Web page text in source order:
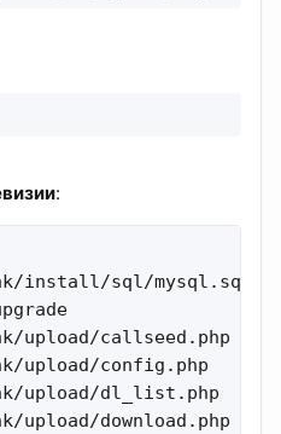
:
install/sql/mysql.sql
upload/callseed.php
upload/config.php
upload/dl_list.php
upload/download.php